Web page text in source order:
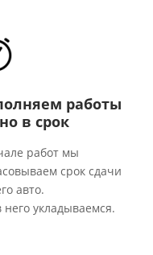
работы
в срок
работ мы
срок сдачи
авто.
укладываемся.